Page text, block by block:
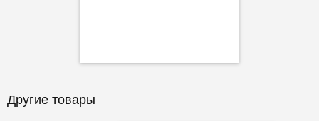
Другие товары